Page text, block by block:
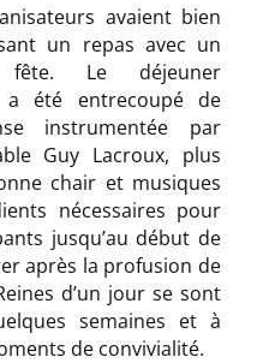
avaient bien
un repas avec un
Le déjeuner
a été entrecoupé de
instrumentée par
Guy Lacroux, plus
chair et musiques
nécessaires pour
jusqu’au début de
après la profusion de
d’un jour se sont
semaines et à
de convivialité.